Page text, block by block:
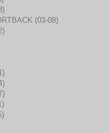
(03-08)